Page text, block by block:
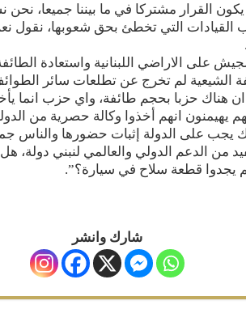
القرار مشتركا في ما بيننا جميعا، نحن
القيادات التي تخطئ بحق شعوبها، نقول
على الاراضي اللبنانية واستعادة
الشيعية لم تخرج عن تطلعات سائر
ان هناك حزبا بحجم طائفة، واي حزب انما
يهيمنون انهم أخذوا وكالة حصرية من
يجب على الدولة إثبات حضورها والناس
يجدوا قطعة سلاح في سيارة؟”.
شارك وانشر